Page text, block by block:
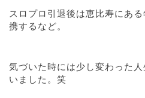
スロプロ引退後は恵比寿にあ
携するなど。
気づいた時には少し変わった
いました。笑